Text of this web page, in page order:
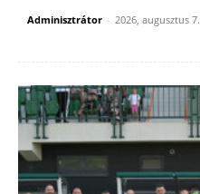
Adminisztrátor - 2026, augusztus 7.